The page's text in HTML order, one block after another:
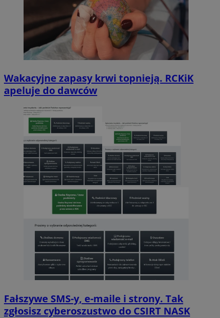
Wakacyjne zapasy krwi topnieją. RCKiK
apeluje do dawców
Fałszywe SMS-y, e-maile i strony. Tak
zgłosisz cyberoszustwo do CSIRT NASK